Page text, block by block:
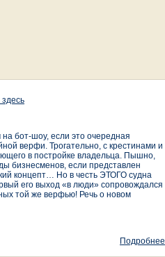
бот-шоу, если это очередная
верфи. Трогательно, с крестинами и
в постройке владельца. Пышно,
бизнесменов, если представлен
концепт… Но в честь ЭТОГО судна
его выход «в люди» сопровождался
той же верфью! Речь о новом
Подробнее